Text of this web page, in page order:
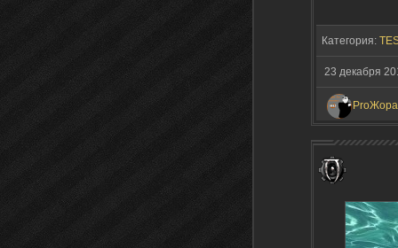
Категория:
23 декабря
ProЖора